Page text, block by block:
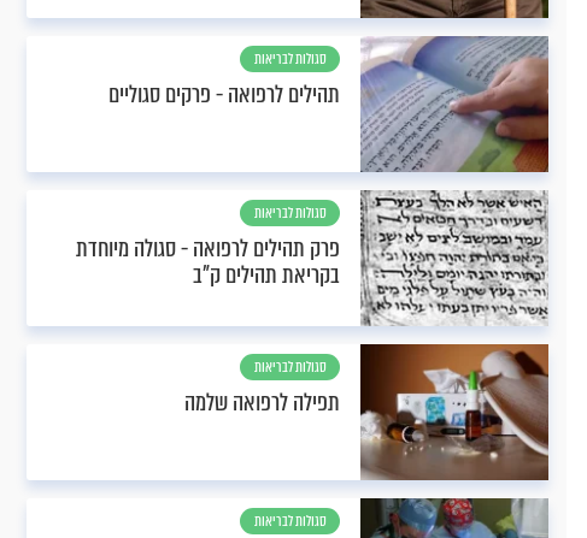
סגולות לבריאות
תהילים לרפואה - פרקים סגוליים
סגולות לבריאות
פרק תהילים לרפואה - סגולה מיוחדת
בקריאת תהילים ק"ב
סגולות לבריאות
תפילה לרפואה שלמה
סגולות לבריאות